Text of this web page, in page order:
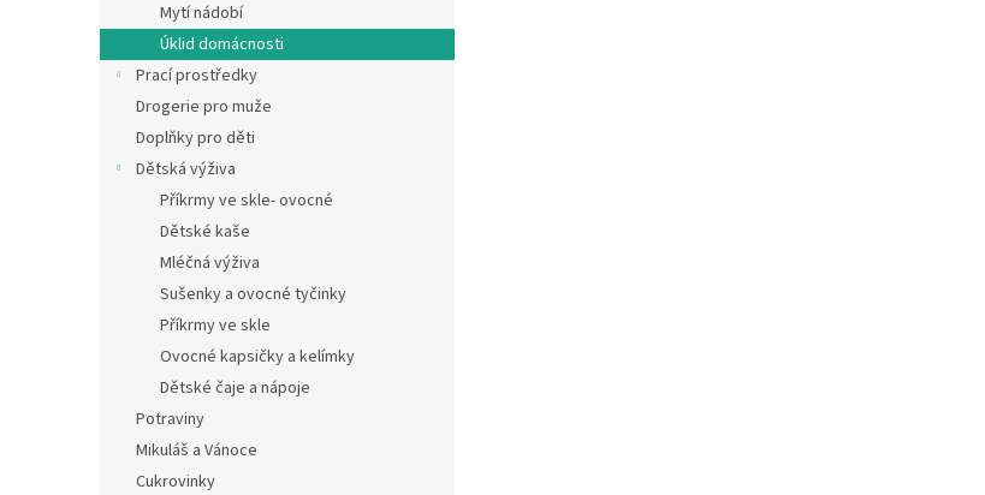
Mytí nádobí
Úklid domácnosti
Prací prostředky
Drogerie pro muže
Doplňky pro děti
Dětská výživa
Příkrmy ve skle- ovocné
Dětské kaše
Mléčná výživa
Sušenky a ovocné tyčinky
Příkrmy ve skle
Ovocné kapsičky a kelímky
Dětské čaje a nápoje
Potraviny
Mikuláš a Vánoce
Cukrovinky